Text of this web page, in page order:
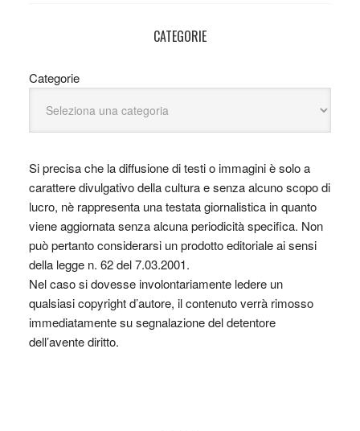
CATEGORIE
Categorie
Si precisa che la diffusione di testi o immagini è solo a
carattere divulgativo della cultura e senza alcuno scopo di
lucro, nè rappresenta una testata giornalistica in quanto
viene aggiornata senza alcuna periodicità specifica. Non
può pertanto considerarsi un prodotto editoriale ai sensi
della legge n. 62 del 7.03.2001.
Nel caso si dovesse involontariamente ledere un
qualsiasi copyright d’autore, il contenuto verrà rimosso
immediatamente su segnalazione del detentore
dell’avente diritto.